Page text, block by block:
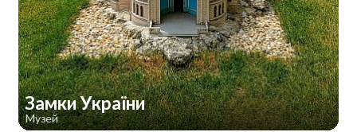
Замки України
Музей